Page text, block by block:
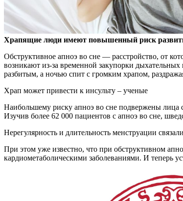
Храпящие люди имеют повышенный риск
Обструктивное апноэ во сне — расстройство, от
возникают из-за временной закупорки дыхательных
разбитым, а ночью спит с громким храпом,
Храп может привести к инсульту – ученые
Наибольшему риску апноэ во сне подвержены лица
Изучив более 62 000 пациентов с апноэ во сне,
Нерегулярность и длительность менструации
При этом уже известно, что при обструктивном
кардиометаболическими заболеваниями. И теперь